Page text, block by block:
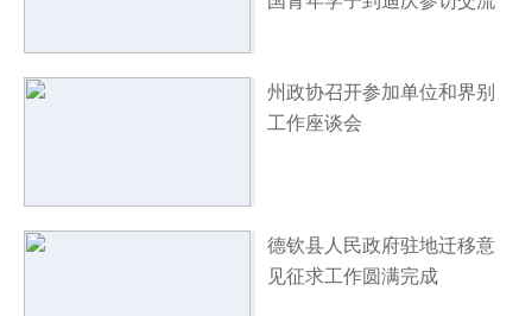
州政协召开参加单位和界别
工作座谈会
德钦县人民政府驻地迁移意
见征求工作圆满完成